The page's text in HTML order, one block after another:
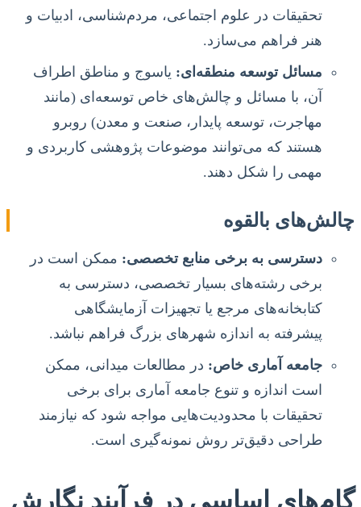
تحقیقات در علوم اجتماعی، مردم‌شناسی، ادبیات و
هنر فراهم می‌سازد.
مسائل توسعه منطقه‌ای: یاسوج و مناطق اطراف
آن، با مسائل و چالش‌های خاص توسعه‌ای (مانند
مهاجرت، توسعه پایدار، صنعت و معدن) روبرو
هستند که می‌توانند موضوعات پژوهشی کاربردی و
مهمی را شکل دهند.
چالش‌های بالقوه
دسترسی به برخی منابع تخصصی: ممکن است در
برخی رشته‌های بسیار تخصصی، دسترسی به
کتابخانه‌های مرجع یا تجهیزات آزمایشگاهی
پیشرفته به اندازه شهرهای بزرگ فراهم نباشد.
جامعه آماری خاص: در مطالعات میدانی، ممکن
است اندازه و تنوع جامعه آماری برای برخی
تحقیقات با محدودیت‌هایی مواجه شود که نیازمند
طراحی دقیق‌تر روش نمونه‌گیری است.
گام‌های اساسی در فرآیند نگارش